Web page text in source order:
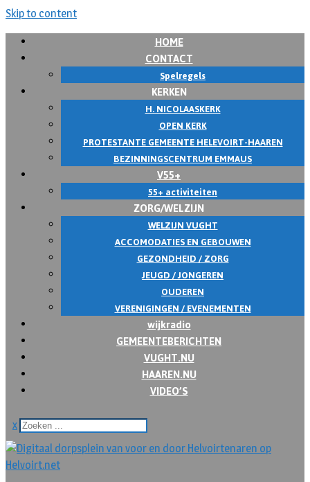
Skip to content
HOME
CONTACT
Spelregels
KERKEN
H. NICOLAASKERK
OPEN KERK
PROTESTANTE GEMEENTE HELEVOIRT-HAAREN
BEZINNINGSCENTRUM EMMAUS
V55+
55+ activiteiten
ZORG/WELZIJN
WELZIJN VUGHT
ACCOMODATIES EN GEBOUWEN
GEZONDHEID / ZORG
JEUGD / JONGEREN
OUDEREN
VERENIGINGEN / EVENEMENTEN
wijkradio
GEMEENTEBERICHTEN
VUGHT.NU
HAAREN.NU
VIDEO’S
x